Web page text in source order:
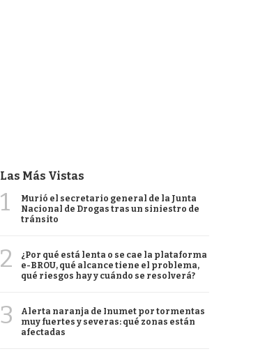
Las Más Vistas
1
Murió el secretario general de la Junta
Nacional de Drogas tras un siniestro de
tránsito
2
¿Por qué está lenta o se cae la plataforma
e-BROU, qué alcance tiene el problema,
qué riesgos hay y cuándo se resolverá?
3
Alerta naranja de Inumet por tormentas
muy fuertes y severas: qué zonas están
afectadas